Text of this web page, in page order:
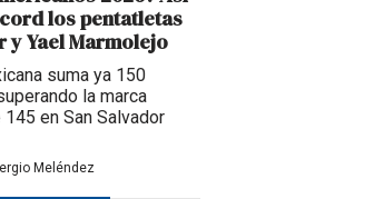
los pentatletas
y Yael Marmolejo
suma ya 150
la marca
en San Salvador
Meléndez